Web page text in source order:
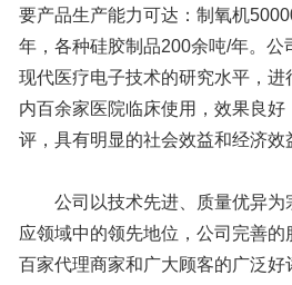
要产品生产能力可达：制氧机
年，各种硅胶制品200余吨/年。公
现代医疗电子技术的研究水平，进
内百余家医院临床使用，效果良
评，具有明显的社会效益和经济效
公司以技术先进、质量优异为
应领域中的领先地位，公司完善
百家代理商家和广大顾客的广泛